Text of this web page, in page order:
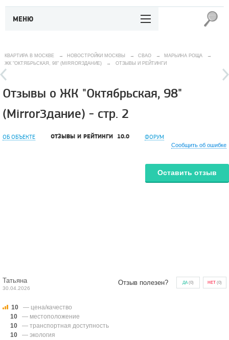
МЕНЮ
КВАРТИРА В МОСКВЕ → НОВОСТРОЙКИ МОСКВЫ → СВАО → МАРЬИНА РОЩА
→
ЖК "ОКТЯБРЬСКАЯ, 98" (MIRRORЗДАНИЕ)
→ ОТЗЫВЫ И РЕЙТИНГИ
Отзывы о ЖК "Октябрьская, 98"
(MirrorЗдание) - стр. 2
ОБ ОБЪЕКТЕ ОТЗЫВЫ И РЕЙТИНГИ 10.0 ФОРУМ
Сообщить об ошибке
Оставить отзыв
Татьяна
30.04.2026
Отзыв полезен? ДА(0) НЕТ (0)
10
— цена/качество
10
— местоположение
10
— транспортная доступность
10
— экология